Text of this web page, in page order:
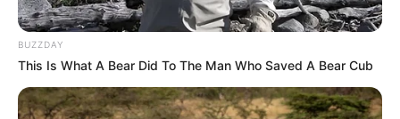
– Emeld fel. Ne veszekedj ilyen apróságon.
– És te, cigány, vigyázz! És te, lány, ne bukkanj fel
többé a falunkban!
BUZZDAY
This Is What A Bear Did To The Man Who Saved A Bear Cub